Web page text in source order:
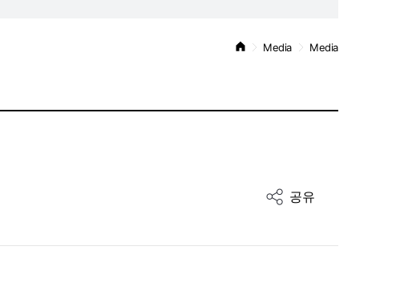
Media Media
공유